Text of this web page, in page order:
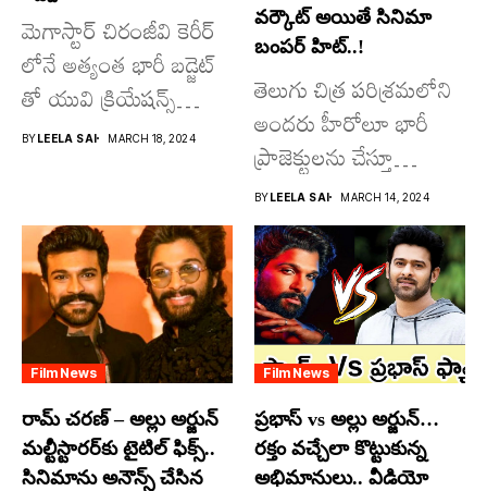
మెగాస్టార్ చిరంజీవి కెరీర్
లోనే అత్యంత భారీ బడ్జెట్
తో యువి క్రియేషన్స్
రూపొందిస్తున్న
BYLEELA SAI MARCH 18, 2024
వర్కౌట్ అయితే సినిమా
బంపర్ హిట్..!
తెలుగు చిత్ర పరిశ్రమలోని
అందరు హీరోలూ భారీ
ప్రాజెక్టులను చేస్తూ
దూసుకుపోతోన్నారు.
అందులో కొందరు
మాత్రమే...
BYLEELA SAI MARCH 14, 2024
Film News
రామ్ చరణ్ – అల్లు అర్జున్
మల్టీస్టారర్​కు టైటిల్ ఫిక్స్..
సినిమాను అనౌన్స్ చేసిన
Film News
ప్రభాస్ vs అల్లు అర్జున్…
రక్తం వచ్చేలా కొట్టుకున్న
అభిమానులు.. వీడియో